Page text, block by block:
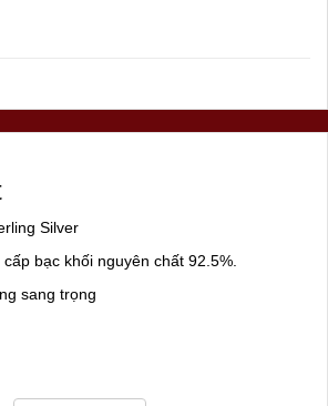
Silver
bạc khối nguyên chất 92.5%.
sang trọng
Zippo